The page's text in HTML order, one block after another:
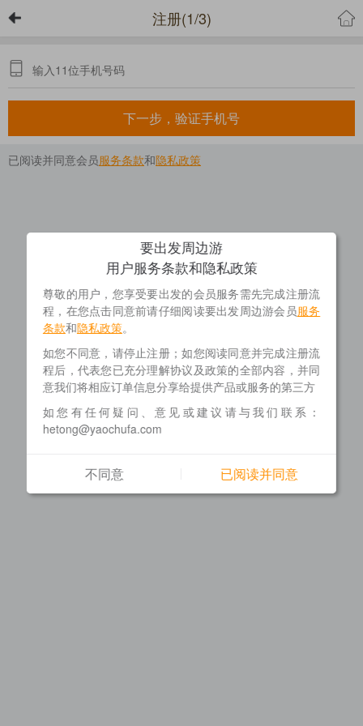
注册(1/3)
下一步，验证手机号
已阅读并同意会员服务条款和 隐私政策
要出发周边游
用户服务条款和隐私政策
尊敬的用户，您享受要出发的会员服务需先完成注册流
程，在您点击同意前请仔细阅读要出发周边游会员服务
条款和隐私政策。
如您不同意，请停止注册；如您阅读同意并完成注册流
程后，代表您已充分理解协议及政策的全部内容，并同
意我们将相应订单信息分享给提供产品或服务的第三方
如您有任何疑问、意见或建议请与我们联系：
hetong@yaochufa.com
不同意 已阅读并同意